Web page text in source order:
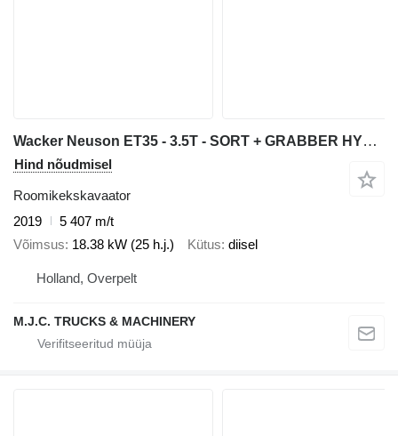
Wacker Neuson ET35 - 3.5T - SORT + GRABBER HYDR / SLOOP SORTEER - HYDR QUICKHI
Hind nõudmisel
Roomikekskavaator
2019
5 407 m/t
Võimsus 18.38 kW (25 h.j.) Kütus diisel
Holland, Overpelt
M.J.C. TRUCKS & MACHINERY